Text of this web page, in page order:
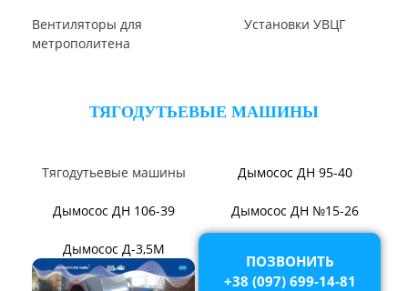
Вентилятор В1,0-260-5
Вентиляторы главного
проветривания
ПОЗВОНИТЬ
+38 (097) 699-14-81